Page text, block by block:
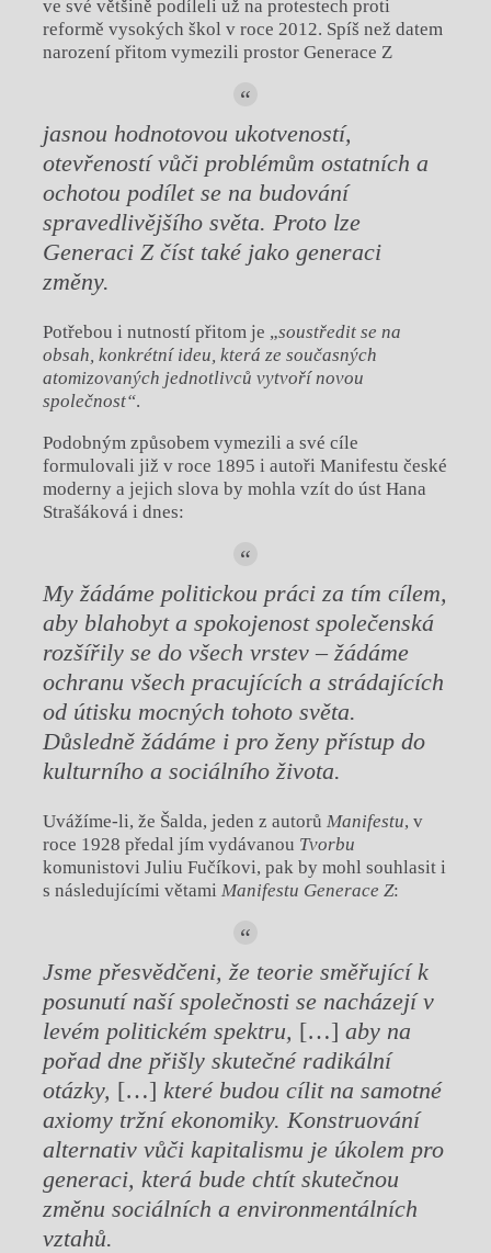
ve své většině podíleli už na protestech proti
reformě vysokých škol v roce 2012. Spíš než datem
narození přitom vymezili prostor Generace Z
jasnou hodnotovou ukotveností,
otevřeností vůči problémům ostatních a
ochotou podílet se na budování
spravedlivějšího světa. Proto lze
Generaci Z číst také jako generaci
změny.
Potřebou i nutností přitom je „soustředit se na
obsah, konkrétní ideu, která ze současných
atomizovaných jednotlivců vytvoří novou
společnost“.
Podobným způsobem vymezili a své cíle
formulovali již v roce 1895 i autoři Manifestu české
moderny a jejich slova by mohla vzít do úst Hana
Strašáková i dnes:
My žádáme politickou práci za tím cílem,
aby blahobyt a spokojenost společenská
rozšířily se do všech vrstev – žádáme
ochranu všech pracujících a strádajících
od útisku mocných tohoto světa.
Důsledně žádáme i pro ženy přístup do
kulturního a sociálního života.
Uvážíme-li, že Šalda, jeden z autorů Manifestu, v
roce 1928 předal jím vydávanou Tvorbu
komunistovi Juliu Fučíkovi, pak by mohl souhlasit i
s následujícími větami Manifestu Generace Z:
Jsme přesvědčeni, že teorie směřující k
posunutí naší společnosti se nacházejí v
levém politickém spektru, […] aby na
pořad dne přišly skutečné radikální
otázky, […] které budou cílit na samotné
axiomy tržní ekonomiky. Konstruování
alternativ vůči kapitalismu je úkolem pro
generaci, která bude chtít skutečnou
změnu sociálních a environmentálních
vztahů.